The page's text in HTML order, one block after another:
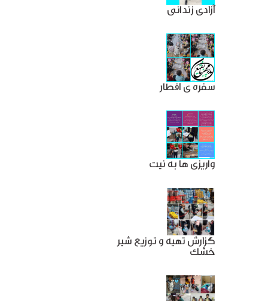
آزادی زندانی
سفره ی افطار
واریزی ها به نیت
گزارش تهیه و توزیع شیر
خشک